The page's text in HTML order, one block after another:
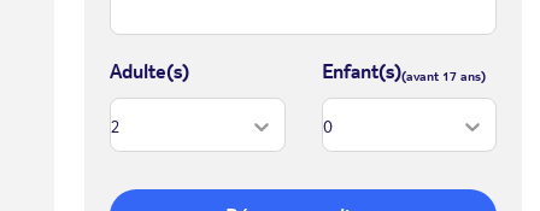
Adulte(s) Enfant(s)